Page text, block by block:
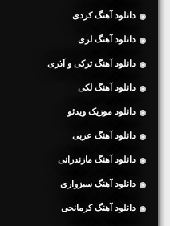
دانلود آهنگ کردی
دانلود آهنگ لری
دانلود آهنگ ترکی و آذری
دانلود آهنگ لکی
دانلود موزیک ویدئو
دانلود آهنگ عربی
دانلود آهنگ مازندرانی
دانلود آهنگ سبزواری
دانلود آهنگ کرمانجی